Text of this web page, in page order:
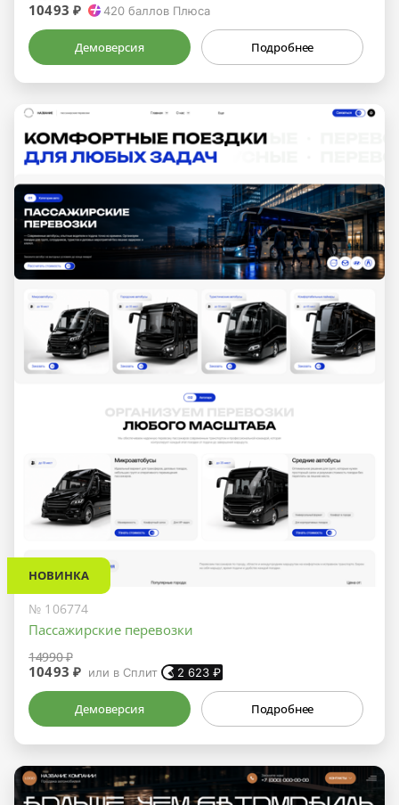
10493 ₽ 420 баллов Плюса
Демоверсия Подробнее
НОВИНКА
№ 106774
Пассажирские перевозки
14990 ₽
10493 ₽ или в Сплит 2 623 ₽
Демоверсия Подробнее